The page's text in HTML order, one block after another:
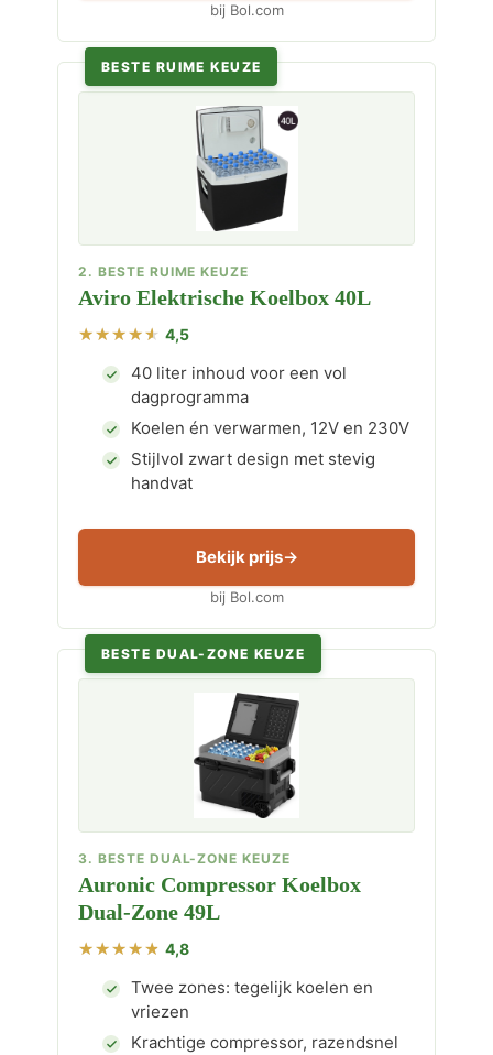
bij Bol.com
BESTE RUIME KEUZE
2. BESTE RUIME KEUZE
Aviro Elektrische Koelbox 40L
4,5
40 liter inhoud voor een vol
dagprogramma
Koelen én verwarmen, 12V en 230V
Stijlvol zwart design met stevig
handvat
Bekijk prijs
bij Bol.com
BESTE DUAL-ZONE KEUZE
3. BESTE DUAL-ZONE KEUZE
Auronic Compressor Koelbox
Dual-Zone 49L
4,8
Twee zones: tegelijk koelen en
vriezen
Krachtige compressor, razendsnel